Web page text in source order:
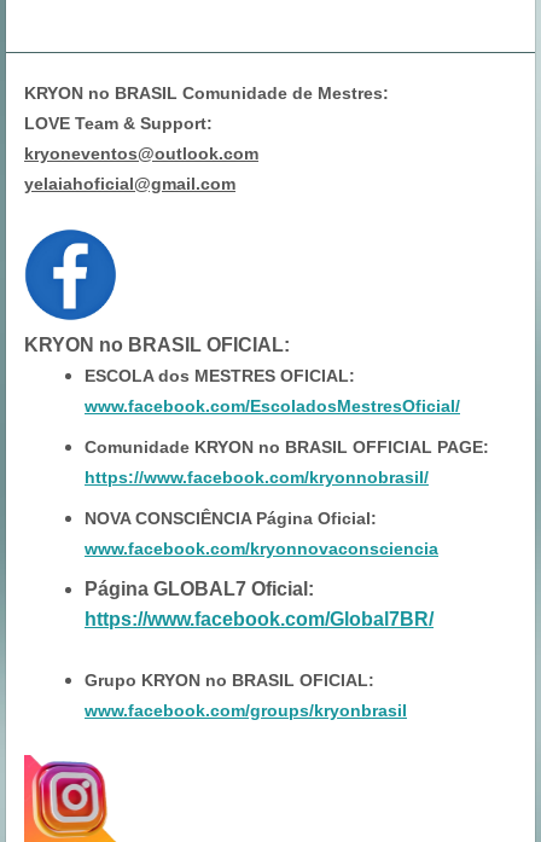
KRYON no BRASIL Comunidade de Mestres:
LOVE Team & Support:
kryoneventos@outlook.com
yelaiahoficial@gmail.com
KRYON no BRASIL OFICIAL:
ESCOLA dos MESTRES OFICIAL:
www.facebook.com/EscoladosMestresOficial/
Comunidade KRYON no BRASIL OFFICIAL PAGE:
https://www.facebook.com/kryonnobrasil/
NOVA CONSCIÊNCIA Página Oficial:
www.facebook.com/kryonnovaconsciencia
Página GLOBAL7 Oficial:
https://www.facebook.com/Global7BR/
Grupo KRYON no BRASIL OFICIAL:
www.facebook.com/groups/kryonbrasil